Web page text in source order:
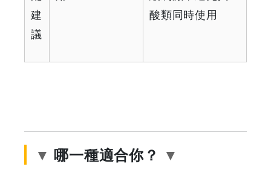
建
議
酸類同時使用
哪一種適合你？